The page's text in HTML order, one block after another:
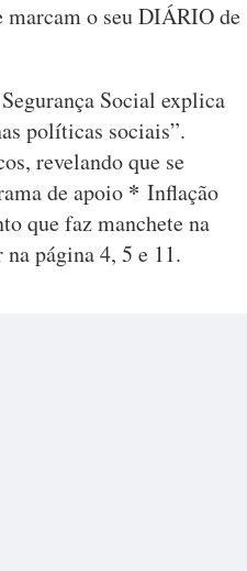
marcam o seu DIÁRIO de
Social explica
políticas sociais”.
revelando que se
de apoio * Inflação
que faz manchete na
página 4, 5 e 11.